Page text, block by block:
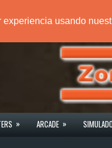
usando
» ARCADE »